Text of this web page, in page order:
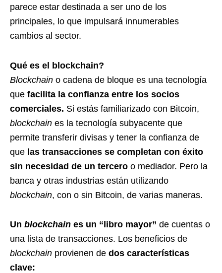
parece estar destinada a ser uno de los
principales, lo que impulsará innumerables
cambios al sector.
Qué es el blockchain?
Blockchain o cadena de bloque es una tecnología
que facilita la confianza entre los socios
comerciales. Si estás familiarizado con Bitcoin,
blockchain es la tecnología subyacente que
permite transferir divisas y tener la confianza de
que las transacciones se completan con éxito
sin necesidad de un tercero o mediador. Pero la
banca y otras industrias están utilizando
blockchain, con o sin Bitcoin, de varias maneras.
Un blockchain es un “libro mayor” de cuentas o
una lista de transacciones. Los beneficios de
blockchain provienen de dos características
clave: